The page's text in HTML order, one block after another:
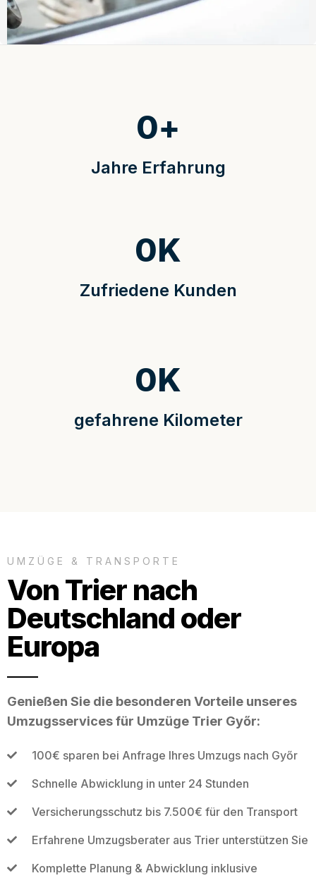
Jahre Erfahrung
0+
Zufriedene Kunden
0K
gefahrene Kilometer
0K
UMZÜGE & TRANSPORTE
Von Trier nach
Deutschland oder
Europa
Genießen Sie die besonderen Vorteile unseres
Umzugsservices für Umzüge Trier Győr:
100€ sparen bei Anfrage Ihres Umzugs nach Győr
Schnelle Abwicklung in unter 24 Stunden
Versicherungsschutz bis 7.500€ für den Transport
Erfahrene Umzugsberater aus Trier unterstützen Sie
Komplette Planung & Abwicklung inklusive